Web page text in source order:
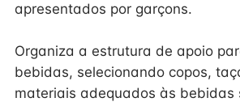
apresentados por garçons.
Organiza a estrutura de apoio
bebidas, selecionando copos,
materiais adequados às bebidas